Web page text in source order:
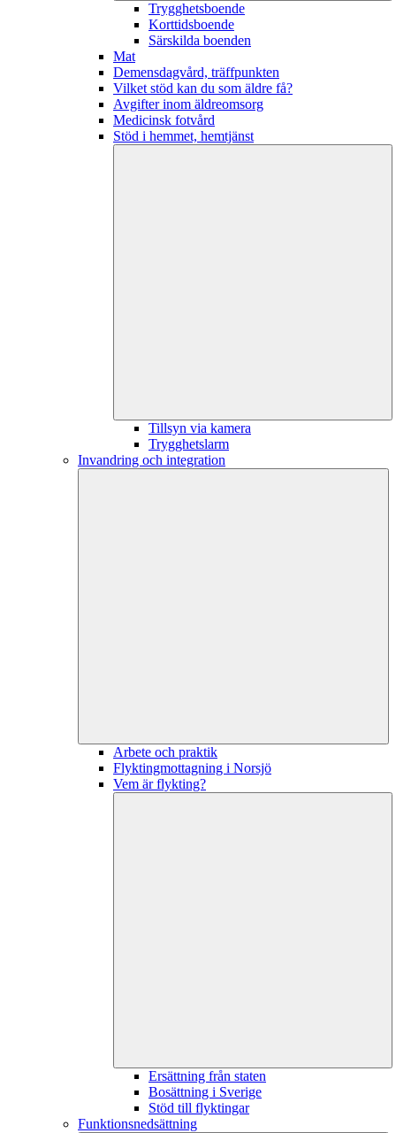
Trygghetsboende
Korttidsboende
Särskilda boenden
Mat
Demensdagvård, träffpunkten
Vilket stöd kan du som äldre få?
Avgifter inom äldreomsorg
Medicinsk fotvård
Stöd i hemmet, hemtjänst
Tillsyn via kamera
Trygghetslarm
Invandring och integration
Arbete och praktik
Flyktingmottagning i Norsjö
Vem är flykting?
Ersättning från staten
Bosättning i Sverige
Stöd till flyktingar
Funktionsnedsättning